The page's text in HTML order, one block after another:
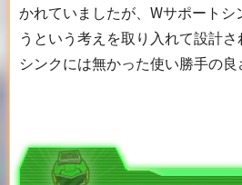
かれていましたが、Wサポート
うという考えを取り入れて設計
シンクには無かった使い勝手の良